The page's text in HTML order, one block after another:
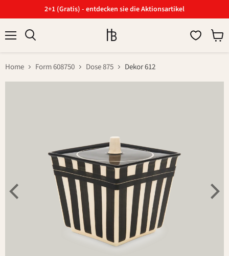
2+1 (Gratis) - entdecken sie die Aktionsartikel
Home Form 608750 Dose 875 Dekor 612